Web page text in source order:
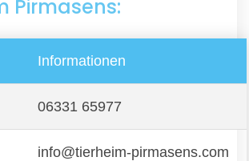
Pirmasens:
Informationen
06331 65977
info@tierheim-pirmasens.com